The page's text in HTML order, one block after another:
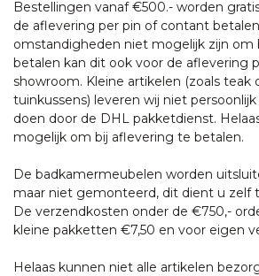
Bestellingen vanaf €500.- worden
de aflevering per pin of contant
omstandigheden niet mogelijk zijn om
betalen kan dit ook voor de aflevering
showroom. Kleine artikelen (zoals teak
tuinkussens) leveren wij niet
doen door de DHL pakketdienst.
mogelijk om bij aflevering te betalen.
De badkamermeubelen worden
maar niet gemonteerd, dit dient u zelf
De verzendkosten onder de €750,-
kleine pakketten €7,50 en voor eigen
Helaas kunnen niet alle artikelen